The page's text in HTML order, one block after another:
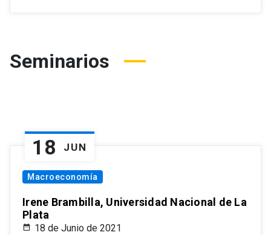
Seminarios
18 JUN
Macroeconomía
Irene Brambilla, Universidad Nacional de La
Plata
18 de Junio de 2021